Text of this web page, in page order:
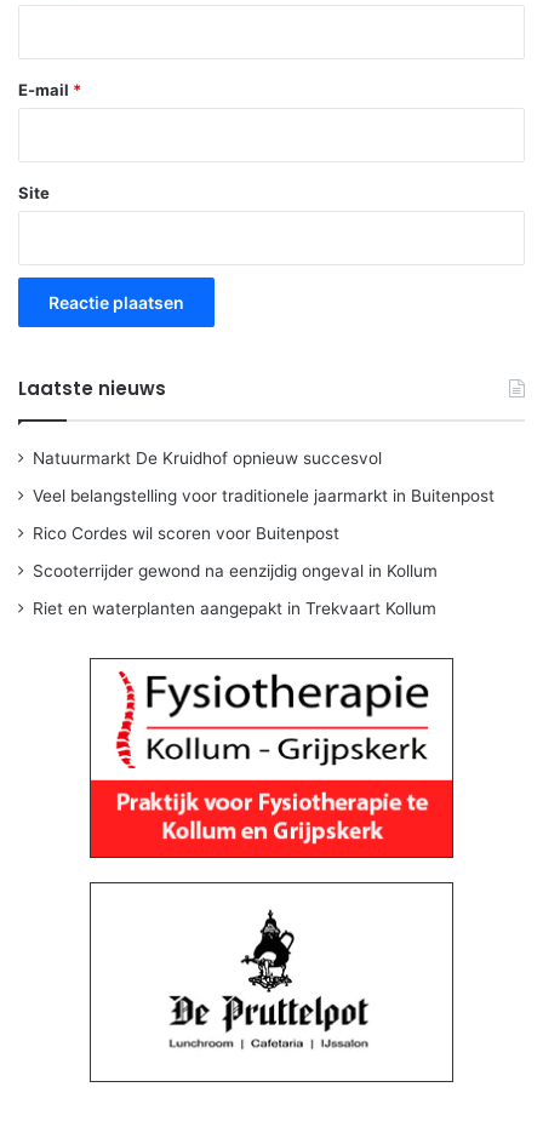
E-mail *
Site
Laatste nieuws
Natuurmarkt De Kruidhof opnieuw succesvol
Veel belangstelling voor traditionele jaarmarkt in Buitenpost
Rico Cordes wil scoren voor Buitenpost
Scooterrijder gewond na eenzijdig ongeval in Kollum
Riet en waterplanten aangepakt in Trekvaart Kollum